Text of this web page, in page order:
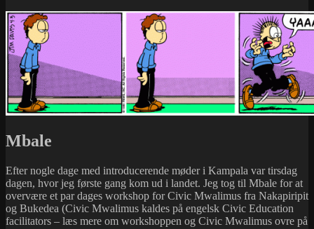
Mbale
Efter nogle dage med introducerende møder i Kampala var tirsdag
dagen, hvor jeg første gang kom ud i landet. Jeg tog til Mbale for at
overvære et par dages workshop for Civic Mwalimus fra Nakapiripit
og Bukedea (Civic Mwalimus kaldes på engelsk Civic Education
facilitators – læs mere om workshoppen og Civic Mwalimus ovre på